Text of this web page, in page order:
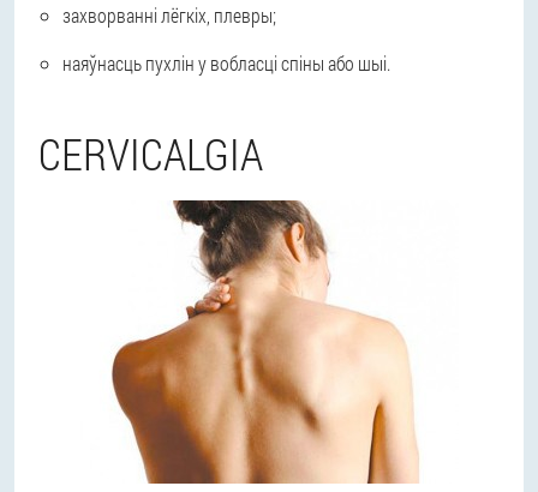
захворванні лёгкіх, плевры;
наяўнасць пухлін у вобласці спіны або шыі.
CERVICALGIA